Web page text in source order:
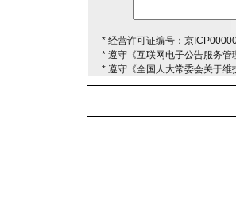
* 经营许可证编号：京
* 遵守《互联网电子公告服务管
* 遵守《全国人大常委会关于维